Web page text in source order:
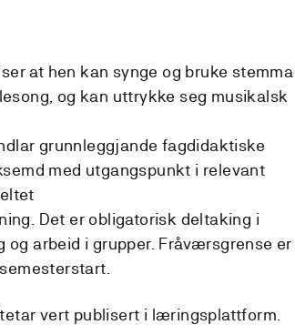
at hen kan synge og bruke stemma
og kan uttrykke seg musikalsk
grunnleggjande fagdidaktiske
med utgangspunkt i relevant
Det er obligatorisk deltaking i
arbeid i grupper. Fråværsgrense er
vert publisert i læringsplattform.